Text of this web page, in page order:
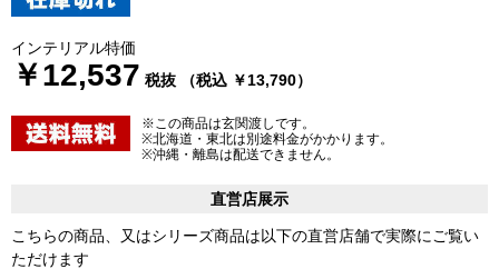
インテリアル特価
￥12,537 税抜 （税込 ￥13,790）
※この商品は玄関渡しです。
※北海道・東北は別途料金がかかります。
※沖縄・離島は配送できません。
直営店展示
こちらの商品、又はシリーズ商品は以下の直営店舗で実際にご覧い
ただけます